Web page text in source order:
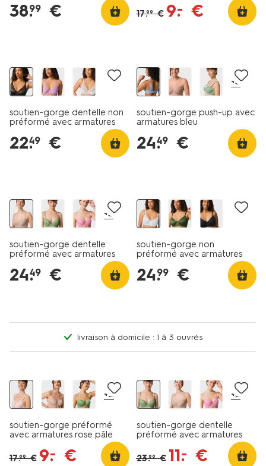
38.
99 € 17.99 € 9.
– €
soutien-gorge dentelle non
préformé avec armatures
22.
49 €
+3
soutien-gorge push-up avec
armatures bleu
24.
49 €
+3
soutien-gorge dentelle
préformé avec armatures
24.
49 €
soutien-gorge non
préformé avec armatures
24.
99 €
livraison à domicile : 1 à 3 ouvrés
+2
soutien-gorge préformé
avec armatures rose pâle
17.99 € 9.
– €
+3
soutien-gorge dentelle
préformé avec armatures
23.99 € 11.
– €